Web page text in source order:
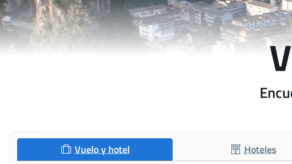
Vuelo y hotel Hoteles